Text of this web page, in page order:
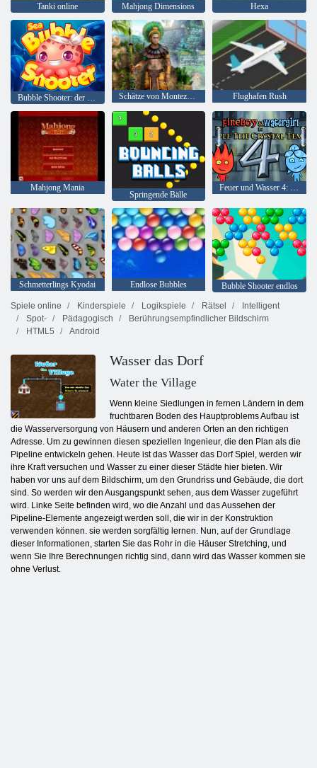
Tanki online Mahjong Dimensions Hexa
Schätze von Montezuma 2 Flughafen Rush
Mahjong Mania
Springende Bälle
Feuer und Wasser 4: Kristalltempel
Schmetterlings Kyodai Endlose Bubbles
Bubble Shooter endlos
Spiele online
Kinderspiele Logikspiele Rätsel
Intelligent
Spot-
Pädagogisch
Berührungsempfindlicher Bildschirm
HTML5
Android
Wasser das Dorf
Water the Village
Wenn kleine Siedlungen in fernen Ländern in dem
fruchtbaren Boden des Hauptproblems Aufbau ist
die Wasserversorgung von Häusern und anderen Orten an den richtigen
Adresse. Um zu gewinnen diesen speziellen Ingenieur, die den Plan als die
Pipeline entwickeln gehen. Heute ist das Wasser das Dorf Spiel, werden wir
ihre Kraft versuchen und Wasser zu einer dieser Städte hier bieten. Wir
haben vor uns auf dem Bildschirm, um den Grundriss und Gebäude, die dort
sind. So werden wir den Ausgangspunkt sehen, aus dem Wasser zugeführt
wird. Linke Seite befinden wird, wo die Anzahl und das Aussehen der
Pipeline-Elemente angezeigt werden soll, die wir in der Konstruktion
verwenden können. sie werden sorgfältig lernen. Nun, auf der Grundlage
dieser Informationen, starten Sie das Rohr in die Häuser Stretching, und
wenn Sie Ihre Berechnungen richtig sind, dann wird das Wasser kommen sie
ohne Verlust.